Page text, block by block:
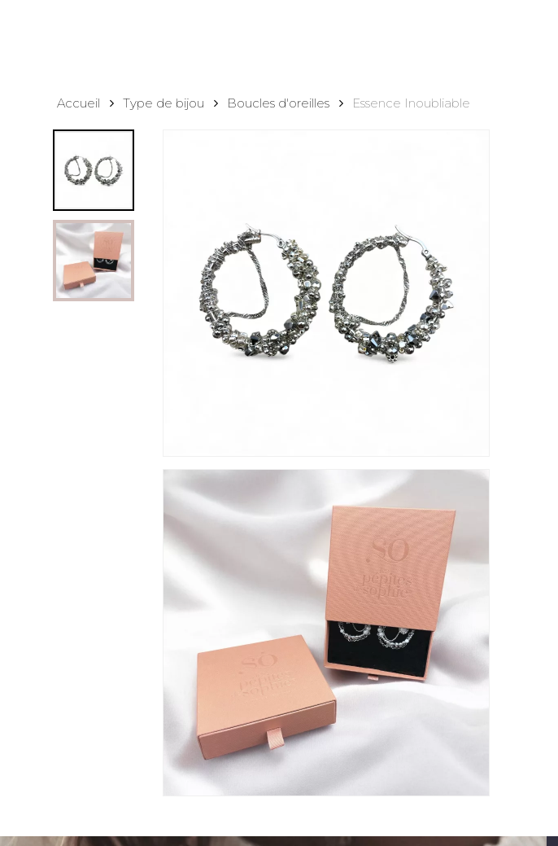
Accueil Type de bijou Boucles d'oreilles Essence Inoubliable